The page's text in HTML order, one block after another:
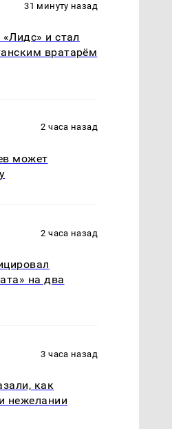
31 минуту назад
и стал
вратарём
2 часа назад
может
2 часа назад
на два
3 часа назад
как
нежелании